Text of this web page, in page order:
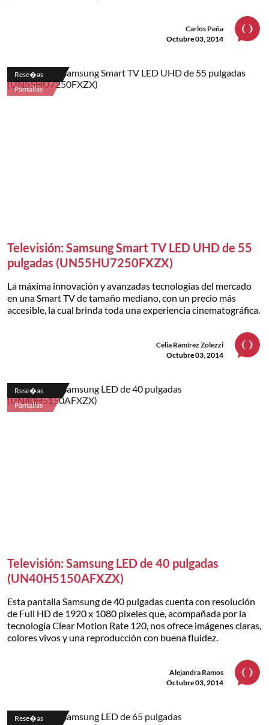
Carlos Peña
Octubre 03, 2014
Rese�as
Pantallas
Televisión: Samsung Smart TV LED UHD de 55
pulgadas (UN55HU7250FXZX)
La máxima innovación y avanzadas tecnologías del mercado
en una Smart TV de tamaño mediano, con un precio más
accesible, la cual brinda toda una experiencia cinematográfica.
Celia Ramírez Zolezzi
Octubre 03, 2014
Rese�as
Pantallas
Televisión: Samsung LED de 40 pulgadas
(UN40H5150AFXZX)
Esta pantalla Samsung de 40 pulgadas cuenta con resolución
de Full HD de 1920 x 1080 pixeles que, acompañada por la
tecnología Clear Motion Rate 120, nos ofrece imágenes claras,
colores vivos y una reproducción con buena fluidez.
Alejandra Ramos
Octubre 03, 2014
Rese�as